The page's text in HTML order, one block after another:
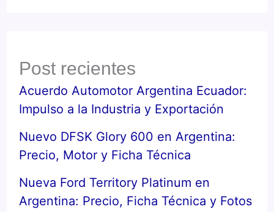
Post recientes
Acuerdo Automotor Argentina Ecuador:
Impulso a la Industria y Exportación
Nuevo DFSK Glory 600 en Argentina:
Precio, Motor y Ficha Técnica
Nueva Ford Territory Platinum en
Argentina: Precio, Ficha Técnica y Fotos